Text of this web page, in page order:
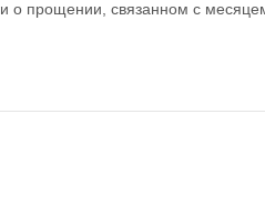
о прощении, связанном с